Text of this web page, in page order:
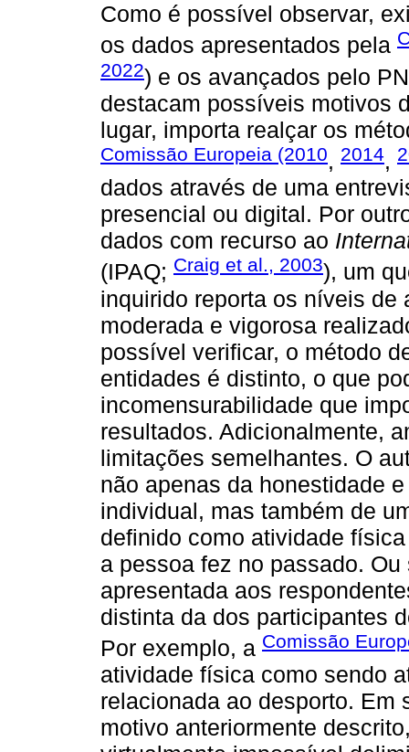
Como é possível observar,
os dados apresentados pela
2022) e os avançados pelo
destacam possíveis motivos
lugar, importa realçar os
Comissão Europeia (2010, 2014,
dados através de uma
presencial ou digital. Por
dados com recurso ao
(IPAQ; Craig et al., 2003), um
inquirido reporta os níveis
moderada e vigorosa
possível verificar, o método
entidades é distinto, o que
incomensurabilidade que
resultados. Adicionalmente,
limitações semelhantes. O
não apenas da honestidade
individual, mas também de
definido como atividade
a pessoa fez no passado.
apresentada aos
distinta da dos participantes
Por exemplo, a Comissão
atividade física como sendo
relacionada ao desporto. Em
motivo anteriormente